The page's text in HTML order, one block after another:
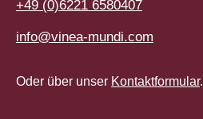
+49 (0)6221 6580407
info@vinea-mundi.com
Oder über unser Kontaktformular.